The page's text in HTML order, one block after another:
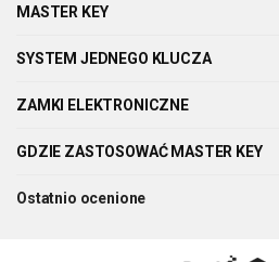
MASTER KEY
SYSTEM JEDNEGO KLUCZA
ZAMKI ELEKTRONICZNE
GDZIE ZASTOSOWAĆ MASTER KEY
Ostatnio ocenione